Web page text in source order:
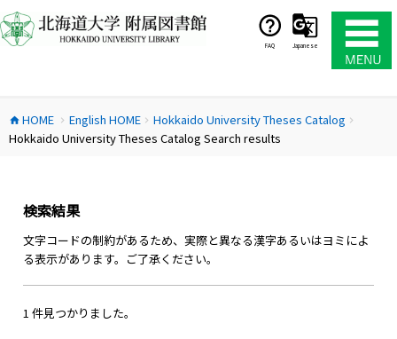
ン
テ
ス
キ
FAQ Japanese
home HOME chevron_right English HOMEchevron_right Hokkaido University Theses Catalog chevron_right
Hokkaido University Theses Catalog Search results
検索結果
文字コードの制約があるため、実際と異なる漢字あるいはヨミによ
る表示があります。ご了承ください。
1 件見つかりました。